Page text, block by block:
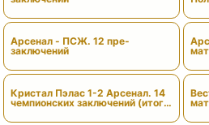
Арсенал - ПСЖ. 12 пре-
заключений
Кристал Пэлас 1-2 Арсенал. 14
чемпионских заключений (итоги